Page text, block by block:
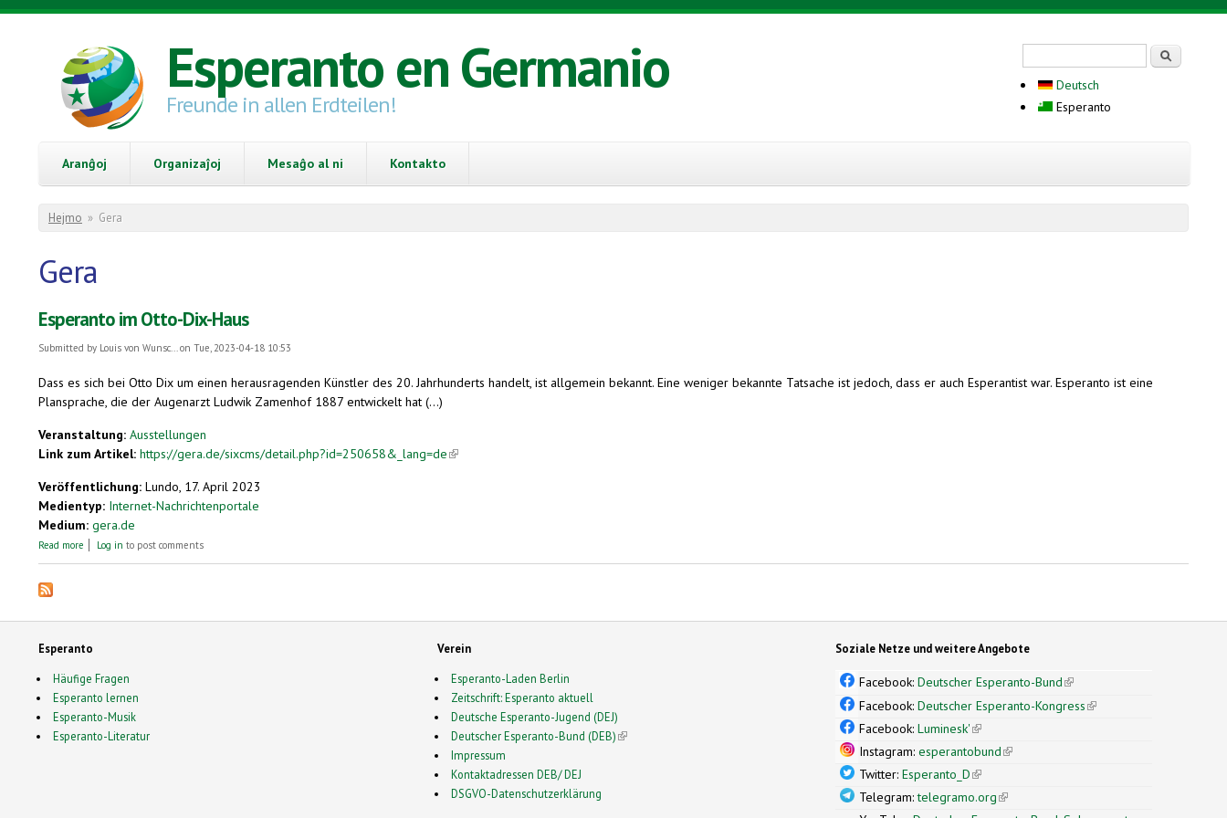
Skip to main content
Esperanto en Germanio
Freunde in allen Erdteilen!
Deutsch
Esperanto
Aranĝoj Organizaĵoj Mesaĝo al ni Kontakto
You are here
Hejmo » Gera
Gera
Esperanto im Otto-Dix-Haus
Submitted by Louis von Wunsc...on Tue, 2023-04-18 10:53
Dass es sich bei Otto Dix um einen herausragenden Künstler des 20. Jahrhunderts handelt, ist allgemein bekannt. Eine weniger bekannte Tatsache ist jedoch, dass er auch Esperantist war. Esperanto ist eine
Plansprache, die der Augenarzt Ludwik Zamenhof 1887 entwickelt hat (...)
Veranstaltung: Ausstellungen
Link zum Artikel: https://gera.de/sixcms/detail.php?id=250658&_lang=de(link is external)
Veröffentlichung: Lundo, 17. April 2023
Medientyp: Internet-Nachrichtenportale
Medium: gera.de
Read more about Esperanto im Otto-Dix-Haus
Log in to post comments
Esperanto
Häufige Fragen
Esperanto lernen
Esperanto-Musik
Esperanto-Literatur
Verein
Esperanto-Laden Berlin
Zeitschrift: Esperanto aktuell
Deutsche Esperanto-Jugend (DEJ)
Deutscher Esperanto-Bund (DEB)(link is external)
Impressum
Kontaktadressen DEB/ DEJ
DSGVO-Datenschutzerklärung
Soziale Netze und weitere Angebote
Facebook:Deutscher Esperanto-Bund(link is external)
Facebook:Deutscher Esperanto-Kongress(link is external)
Facebook:Luminesk'(link is external)
Instagram:esperantobund(link is external)
Twitter:Esperanto_D(link is external)
Telegram:telegramo.org(link is external)